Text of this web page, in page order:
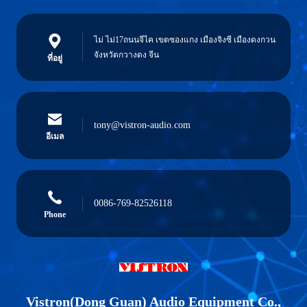
ที่อยู่
ไม่ ไม่17ถนนจีไค เขตซองแกง เมืองจิงซี เมืองดงกวน
จังหวัดกวางดง จีน
อีเมล
tony@vistron-audio.com
Phone
0086-769-82526118
Vistron(Dong Guan) Audio Equipment Co.,